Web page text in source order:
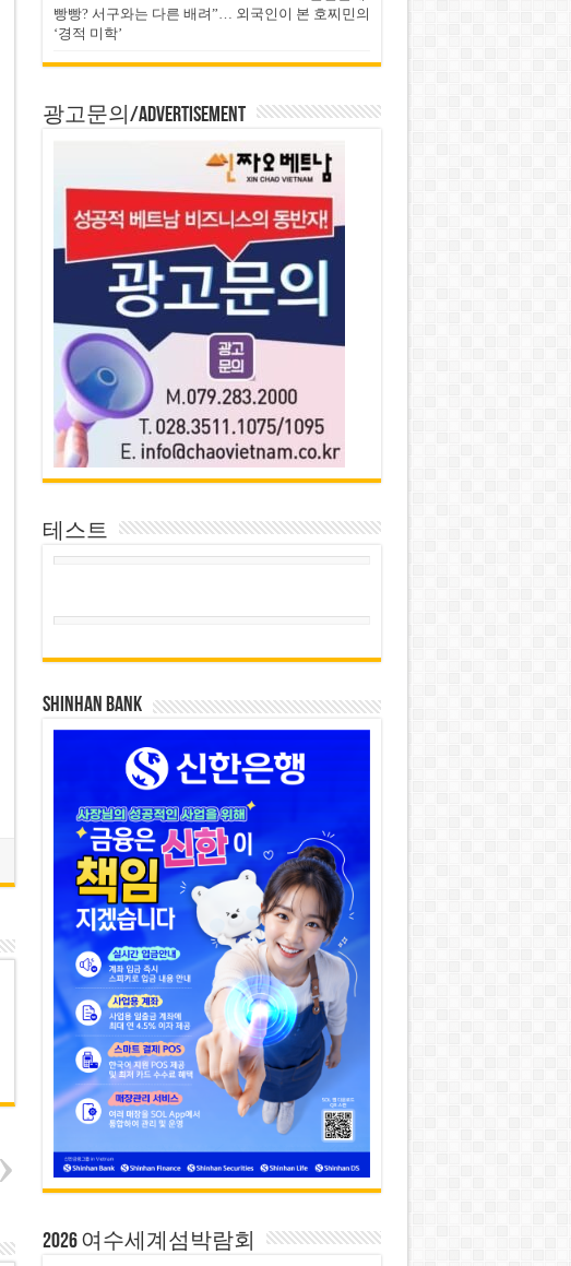
빵빵? 서구와는 다른 배려”… 외국인이 본 호찌민의
‘경적 미학’
광고문의/Advertisement
테스트
SHINHAN BANK
2026 여수세계섬박람회